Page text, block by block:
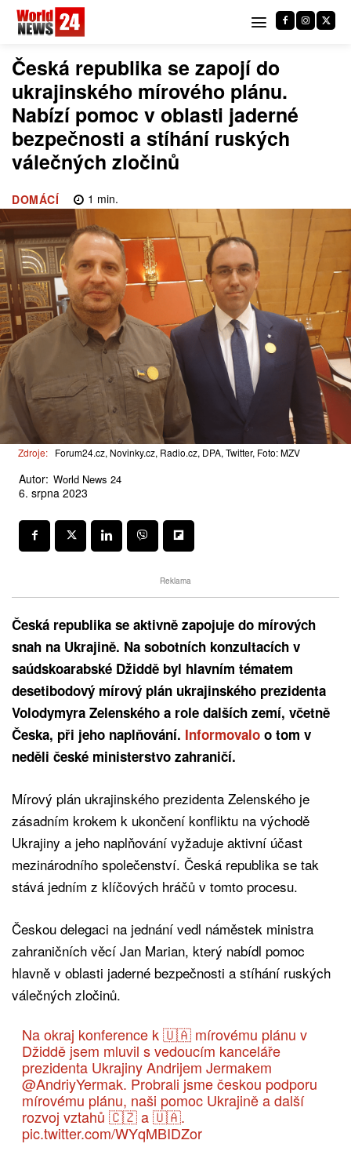
Česká republika se zapojí do
ukrajinského mírového plánu.
Nabízí pomoc v oblasti jaderné
bezpečnosti a stíhání ruských
válečných zločinů
DOMÁCÍ 1 min.
Zdroje: Forum24.cz, Novinky.cz, Radio.cz, DPA, Twitter, Foto: MZV
Autor: World News 24
6. srpna 2023
Reklama
Česká republika se aktivně zapojuje do mírových
snah na Ukrajině. Na sobotních konzultacích v
saúdskoarabské Džiddě byl hlavním tématem
desetibodový mírový plán ukrajinského prezidenta
Volodymyra Zelenského a role dalších zemí, včetně
Česka, při jeho naplňování. Informovalo o tom v
neděli české ministerstvo zahraničí.
Mírový plán ukrajinského prezidenta Zelenského je
zásadním krokem k ukončení konfliktu na východě
Ukrajiny a jeho naplňování vyžaduje aktivní účast
mezinárodního společenství. Česká republika se tak
stává jedním z klíčových hráčů v tomto procesu.
Českou delegaci na jednání vedl náměstek ministra
zahraničních věcí Jan Marian, který nabídl pomoc
hlavně v oblasti jaderné bezpečnosti a stíhání ruských
válečných zločinů.
Na okraj konference k 🇺🇦 mírovému plánu v
Džiddě jsem mluvil s vedoucím kanceláře
prezidenta Ukrajiny Andrijem Jermakem
@AndriyYermak. Probrali jsme českou podporu
mírovému plánu, naši pomoc Ukrajině a další
rozvoj vztahů 🇨🇿 a 🇺🇦.
pic.twitter.com/WYqMBIDZor